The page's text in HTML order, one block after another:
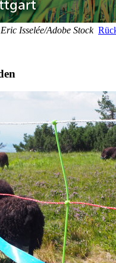
Isselée/Adobe Stock